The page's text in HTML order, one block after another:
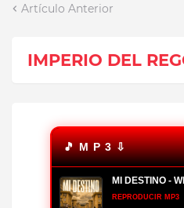
Artículo Anterior
IMPERIO DEL
🎵 M P 3 ⇩
REPRODUCIR MP3